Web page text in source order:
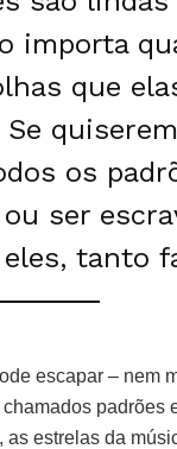
importa
que
quiserem
os
ser
tanto
escapar – nem
padrões
as estrelas da